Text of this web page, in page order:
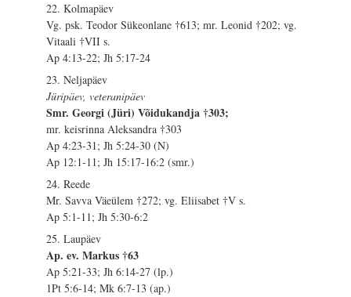
22. Kolmapäev
Vg. psk. Teodor Sükeonlane †613; mr. Leonid †202; vg.
Vitaali †VII s.
Ap 4:13-22; Jh 5:17-24
23. Neljapäev
Jüripäev, veteranipäev
Smr. Georgi (Jüri) Võidukandja †303;
mr. keisrinna Aleksandra †303
Ap 4:23-31; Jh 5:24-30 (N)
Ap 12:1-11; Jh 15:17-16:2 (smr.)
24. Reede
Mr. Savva Väeülem †272; vg. Eliisabet †V s.
Ap 5:1-11; Jh 5:30-6:2
25. Laupäev
Ap. ev. Markus †63
Ap 5:21-33; Jh 6:14-27 (lp.)
1Pt 5:6-14; Mk 6:7-13 (ap.)